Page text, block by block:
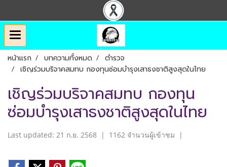
หน้าแรก บทความทั้งหมด
ตำรวจ
เชิญร่วมบริจาคสมทบ กองทุนซ่อมบำรุงเสาธงชาติสูงสุดในไทย
เชิญร่วมบริจาคสมทบ กองทุน
ซ่อมบำรุงเสาธงชาติสูงสุดในไทย
Last updated: 21 ก.ย. 2568 | 1162 จำนวนผู้เข้าชม |